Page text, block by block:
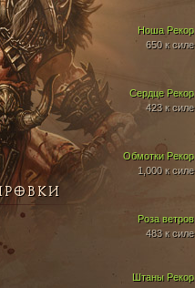
Сердце Рекор
423 к силе
Обмотки Рекор
1,000 к силе
Ноша Рекор
650 к силе
Штаны Рекор
Роза ветров
483 к силе